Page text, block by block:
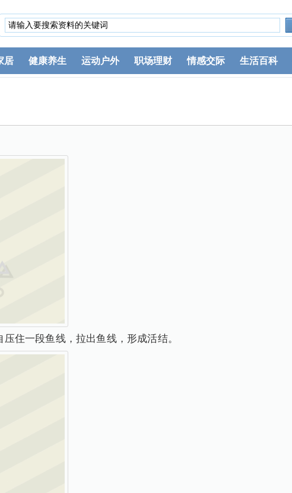
居 健康养生 运动户外 职场理财 情感交际 生活百科
住一段鱼线，拉出鱼线，形成活结。